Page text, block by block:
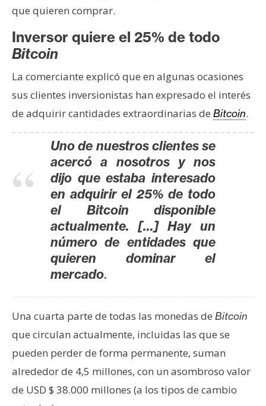
b
l
i
c
i
d
d
que quieren comprar.
Inversor quiere el 25% de todo
Bitcoin
La comerciante explicó que en algunas ocasiones
sus clientes inversionistas han expresado el interés
de adquirir cantidades extraordinarias de Bitcoin.
Uno de nuestros clientes se
acercó a nosotros y nos
dijo que estaba interesado
en adquirir el 25% de todo
el Bitcoin disponible
actualmente. […] Hay un
número de entidades que
quieren dominar el
mercado.
Una cuarta parte de todas las monedas de Bitcoin
que circulan actualmente, incluidas las que se
pueden perder de forma permanente, suman
alrededor de 4,5 millones, con un asombroso valor
de USD $ 38.000 millones (a los tipos de cambio